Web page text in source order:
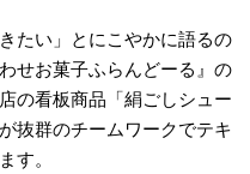
たい」とにこやかに語るの
せお菓子ふらんどーる』の
の看板商品「絹ごしシュー
抜群のチームワークでテキ
す。